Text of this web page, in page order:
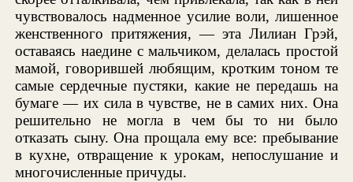
чувствовалось надменное усилие воли, лишенное
женственного притяжения, — эта Лилиан Грэй,
оставаясь наедине с мальчиком, делалась простой
мамой, говорившей любящим, кротким тоном те
самые сердечные пустяки, какие не передашь на
бумаге — их сила в чувстве, не в самих них. Она
решительно не могла в чем бы то ни было
отказать сыну. Она прощала ему все: пребывание
в кухне, отвращение к урокам, непослушание и
многочисленные причуды.